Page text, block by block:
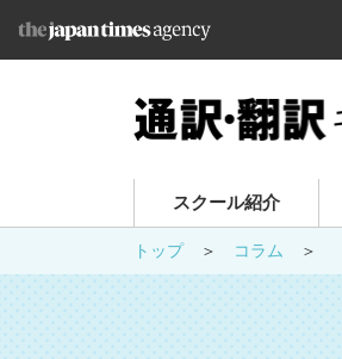
スクール紹介
トップ コラム